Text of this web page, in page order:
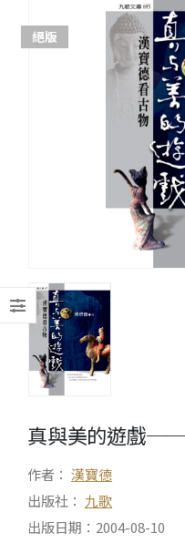
絕版
真與美的遊戲
作者： 漢寶德
出版社： 九歌
出版日期：2004-08-10